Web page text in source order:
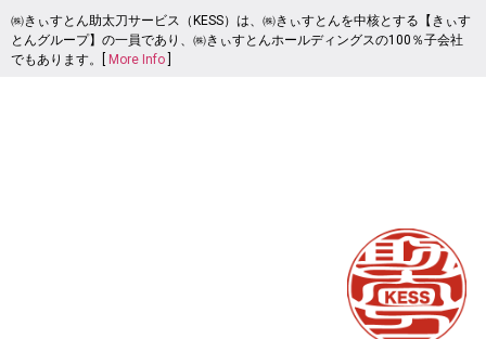
㈱きぃすとん助太刀サービス（KESS）は、㈱きぃすとんを中核とする【きぃす
とんグループ】の一員であり、㈱きぃすとんホールディングスの100％子会社
でもあります。[
More Info